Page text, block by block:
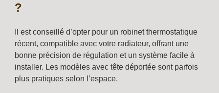
?
Il est conseillé d’opter pour un robinet thermostatique
récent, compatible avec votre radiateur, offrant une
bonne précision de régulation et un système facile à
installer. Les modèles avec tête déportée sont parfois
plus pratiques selon l’espace.